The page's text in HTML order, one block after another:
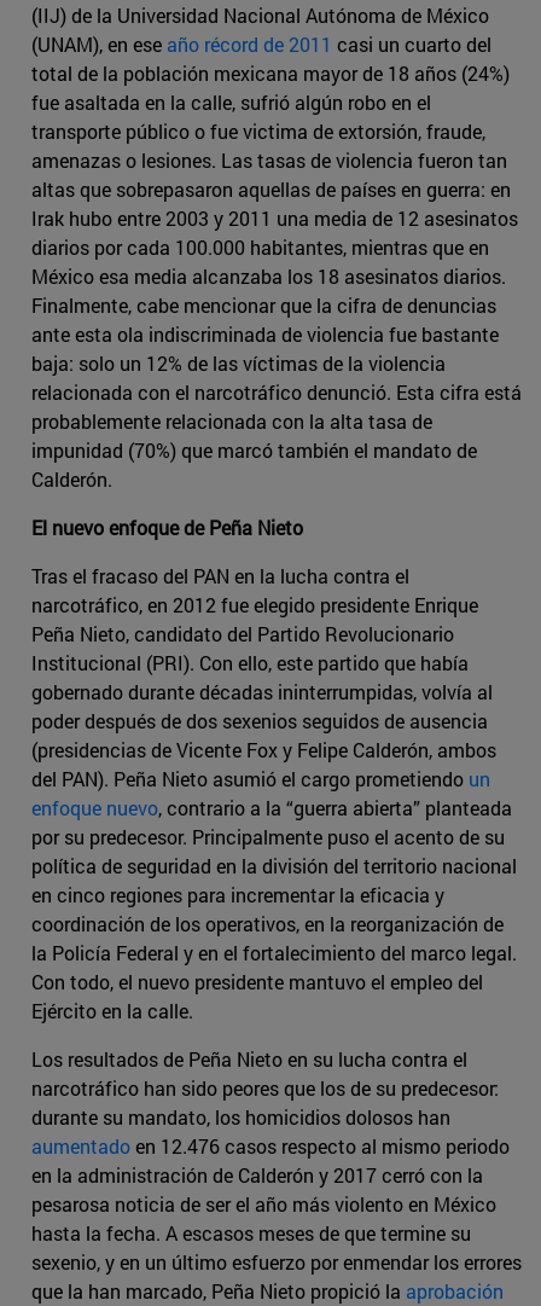
(IIJ) de la Universidad Nacional Autónoma de México
(UNAM), en ese año récord de 2011 casi un cuarto del
total de la población mexicana mayor de 18 años (24%)
fue asaltada en la calle, sufrió algún robo en el
transporte público o fue victima de extorsión, fraude,
amenazas o lesiones. Las tasas de violencia fueron tan
altas que sobrepasaron aquellas de países en guerra: en
Irak hubo entre 2003 y 2011 una media de 12 asesinatos
diarios por cada 100.000 habitantes, mientras que en
México esa media alcanzaba los 18 asesinatos diarios.
Finalmente, cabe mencionar que la cifra de denuncias
ante esta ola indiscriminada de violencia fue bastante
baja: solo un 12% de las víctimas de la violencia
relacionada con el narcotráfico denunció. Esta cifra está
probablemente relacionada con la alta tasa de
impunidad (70%) que marcó también el mandato de
Calderón.
El nuevo enfoque de Peña Nieto
Tras el fracaso del PAN en la lucha contra el
narcotráfico, en 2012 fue elegido presidente Enrique
Peña Nieto, candidato del Partido Revolucionario
Institucional (PRI). Con ello, este partido que había
gobernado durante décadas ininterrumpidas, volvía al
poder después de dos sexenios seguidos de ausencia
(presidencias de Vicente Fox y Felipe Calderón, ambos
del PAN). Peña Nieto asumió el cargo prometiendo un
enfoque nuevo, contrario a la “guerra abierta” planteada
por su predecesor. Principalmente puso el acento de su
política de seguridad en la división del territorio nacional
en cinco regiones para incrementar la eficacia y
coordinación de los operativos, en la reorganización de
la Policía Federal y en el fortalecimiento del marco legal.
Con todo, el nuevo presidente mantuvo el empleo del
Ejército en la calle.
Los resultados de Peña Nieto en su lucha contra el
narcotráfico han sido peores que los de su predecesor:
durante su mandato, los homicidios dolosos han
aumentadoen 12.476 casos respecto al mismo periodo
en la administración de Calderón y 2017 cerró con la
pesarosa noticia de ser el año más violento en México
hasta la fecha. A escasos meses de que termine su
sexenio, y en un último esfuerzo por enmendar los errores
que la han marcado, Peña Nieto propició la aprobación